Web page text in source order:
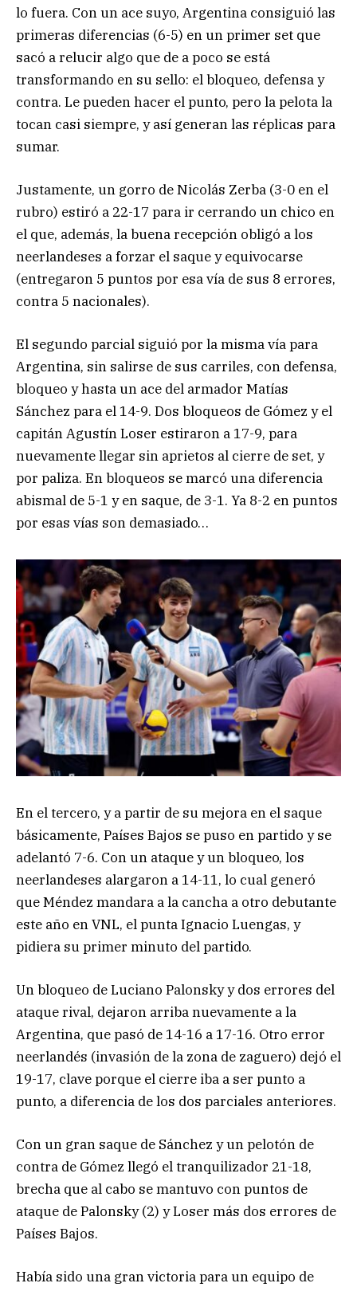
lo fuera. Con un ace suyo, Argentina consiguió las
primeras diferencias (6-5) en un primer set que
sacó a relucir algo que de a poco se está
transformando en su sello: el bloqueo, defensa y
contra. Le pueden hacer el punto, pero la pelota la
tocan casi siempre, y así generan las réplicas para
sumar.
Justamente, un gorro de Nicolás Zerba (3-0 en el
rubro) estiró a 22-17 para ir cerrando un chico en
el que, además, la buena recepción obligó a los
neerlandeses a forzar el saque y equivocarse
(entregaron 5 puntos por esa vía de sus 8 errores,
contra 5 nacionales).
El segundo parcial siguió por la misma vía para
Argentina, sin salirse de sus carriles, con defensa,
bloqueo y hasta un ace del armador Matías
Sánchez para el 14-9. Dos bloqueos de Gómez y el
capitán Agustín Loser estiraron a 17-9, para
nuevamente llegar sin aprietos al cierre de set, y
por paliza. En bloqueos se marcó una diferencia
abismal de 5-1 y en saque, de 3-1. Ya 8-2 en puntos
por esas vías son demasiado…
En el tercero, y a partir de su mejora en el saque
básicamente, Países Bajos se puso en partido y se
adelantó 7-6. Con un ataque y un bloqueo, los
neerlandeses alargaron a 14-11, lo cual generó
que Méndez mandara a la cancha a otro debutante
este año en VNL, el punta Ignacio Luengas, y
pidiera su primer minuto del partido.
Un bloqueo de Luciano Palonsky y dos errores del
ataque rival, dejaron arriba nuevamente a la
Argentina, que pasó de 14-16 a 17-16. Otro error
neerlandés (invasión de la zona de zaguero) dejó el
19-17, clave porque el cierre iba a ser punto a
punto, a diferencia de los dos parciales anteriores.
Con un gran saque de Sánchez y un pelotón de
contra de Gómez llegó el tranquilizador 21-18,
brecha que al cabo se mantuvo con puntos de
ataque de Palonsky (2) y Loser más dos errores de
Países Bajos.
Había sido una gran victoria para un equipo de